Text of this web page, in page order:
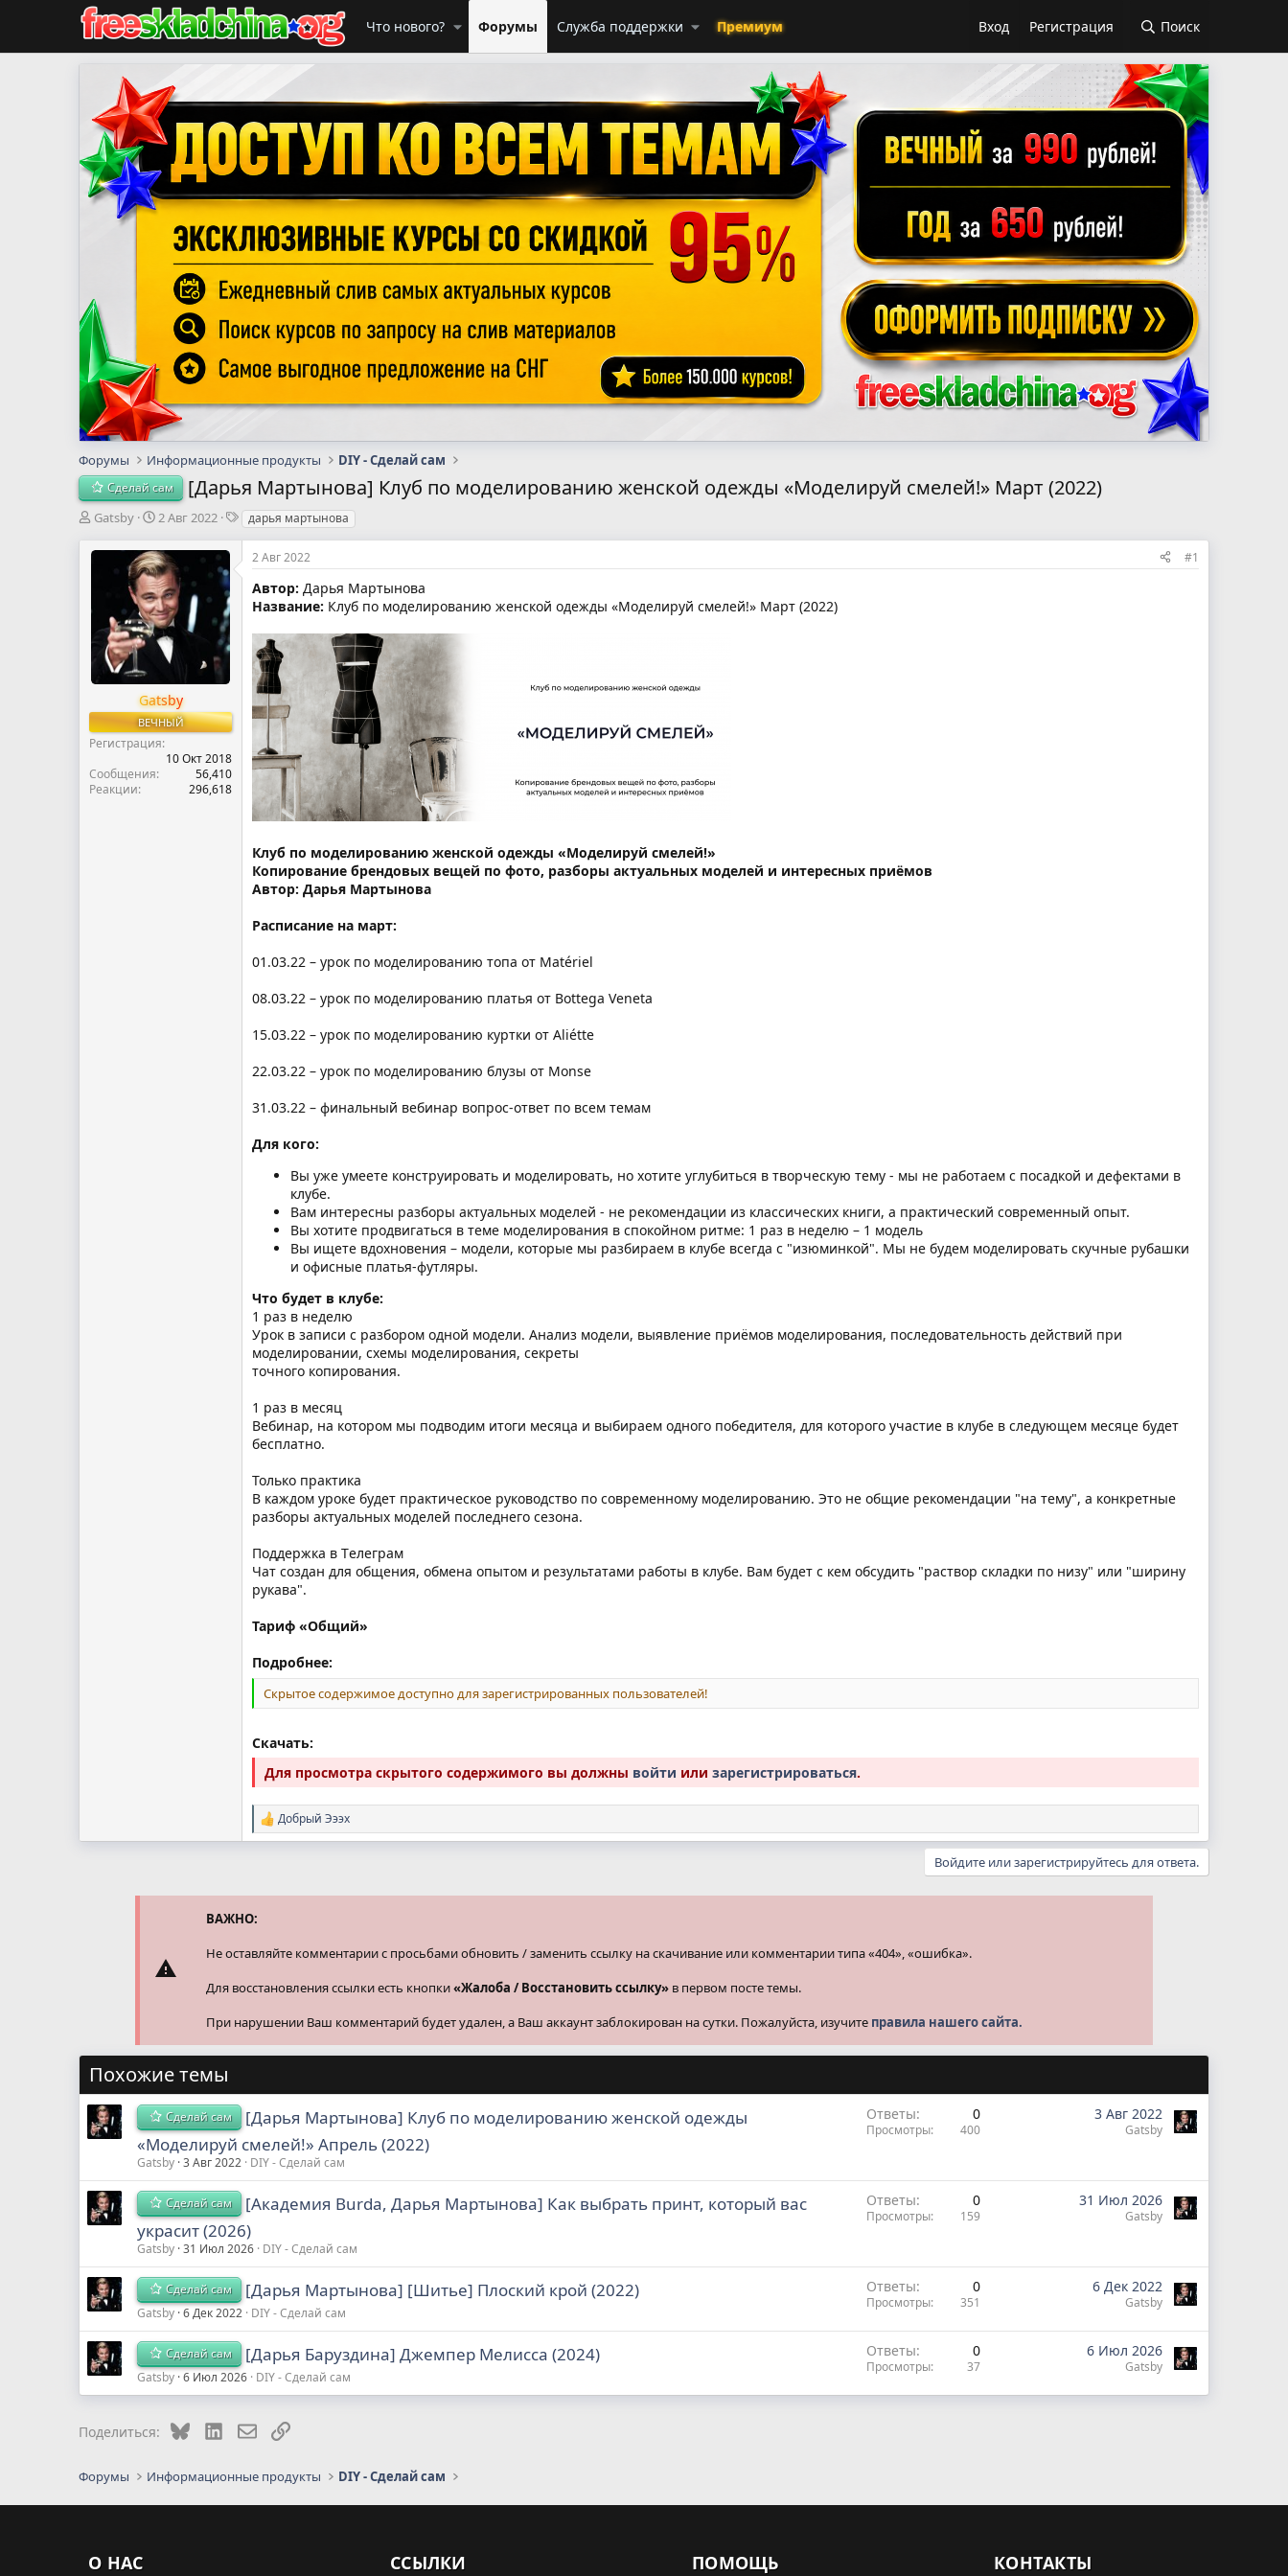
Что нового? Форумы Служба поддержки Премиум Вход Регистрация Поиск
Форумы Информационные продукты DIY - Сделай сам
Сделай сам [Дарья Мартынова] Клуб по моделированию женской одежды «Моделируй смелей!» Март (2022)
А
т
м
Gatsby
Д
т
а
н
а
ч
а
л
2 Авг 2022
Т
и
дарья мартынова
Gatsby
ВЕЧНЫЙ
Регистрация
10 Окт 2018
Сообщения
56,410
Реакции
296,618
2 Авг 2022 #1
Автор: Дарья Мартынова
Название: Клуб по моделированию женской одежды «Моделируй смелей!» Март (2022)
Клуб по моделированию женской одежды «Моделируй смелей!»
Копирование брендовых вещей по фото, разборы актуальных моделей и интересных приёмов
Автор: Дарья Мартынова
Расписание на март:
01.03.22 – урок по моделированию топа от Matériel
08.03.22 – урок по моделированию платья от Bottega Veneta
15.03.22 – урок по моделированию куртки от Aliétte
22.03.22 – урок по моделированию блузы от Monse
31.03.22 – финальный вебинар вопрос-ответ по всем темам
Для кого:
Вы уже умеете конструировать и моделировать, но хотите углубиться в творческую тему - мы не работаем с посадкой и дефектами в
клубе.
Вам интересны разборы актуальных моделей - не рекомендации из классических книги, а практический современный опыт.
Вы хотите продвигаться в теме моделирования в спокойном ритме: 1 раз в неделю – 1 модель
Вы ищете вдохновения – модели, которые мы разбираем в клубе всегда с "изюминкой". Мы не будем моделировать скучные рубашки
и офисные платья-футляры.
Что будет в клубе:
1 раз в неделю
Урок в записи с разбором одной модели. Анализ модели, выявление приёмов моделирования, последовательность действий при
моделировании, схемы моделирования, секреты
точного копирования.
1 раз в месяц
Вебинар, на котором мы подводим итоги месяца и выбираем одного победителя, для которого участие в клубе в следующем месяце будет
бесплатно.
Только практика
В каждом уроке будет практическое руководство по современному моделированию. Это не общие рекомендации "на тему", а конкретные
разборы актуальных моделей последнего сезона.
Поддержка в Tелеграм
Чат создан для общения, обмена опытом и результатами работы в клубе. Вам будет с кем обсудить "раствор складки по низу" или "ширину
рукава".
Тариф «Общий»
Подробнее:
Скрытое содержимое доступно для зарегистрированных пользователей!
Скачать:
Для просмотра скрытого содержимого вы должны войти или зарегистрироваться.
Р
е
и
Добрый Эээх
Войдите или зарегистрируйтесь для ответа.
ВАЖНО:
Не оставляйте комментарии с просьбами обновить / заменить ссылку на скачивание или комментарии типа «404», «ошибка».
Для восстановления ссылки есть кнопки«Жалоба / Восстановить ссылку» в первом посте темы.
При нарушении Ваш комментарий будет удален, а Ваш аккаунт заблокирован на сутки. Пожалуйста, изучите правила нашего сайта.
Похожие темы
Сделай сам
[Дарья Мартынова] Клуб по моделированию женской одежды
«Моделируй смелей!» Апрель (2022)
Gatsby 3 Авг 2022 DIY - Сделай сам
Ответы 0
Просмотры 400
3 Авг 2022
Gatsby
Сделай сам
[Академия Burda, Дарья Мартынова] Как выбрать принт, который вас
украсит (2026)
Gatsby 31 Июл 2026 DIY - Сделай сам
Ответы 0
Просмотры 159
31 Июл 2026
Gatsby
Сделай сам [Дарья Мартынова] [Шитье] Плоский крой (2022)
Gatsby 6 Дек 2022 DIY - Сделай сам
Ответы 0
Просмотры 351
6 Дек 2022
Gatsby
Сделай сам [Дарья Баруздина] Джемпер Мелисса (2024)
Gatsby 6 Июл 2026 DIY - Сделай сам
Ответы 0
Просмотры 37
6 Июл 2026
Gatsby
Поделиться: BlueskyLinkedInЭлектронная почта
Ссылка
Форумы Информационные продукты DIY - Сделай сам
О НАС ССЫЛКИ ПОМОЩЬ КОНТАКТЫ